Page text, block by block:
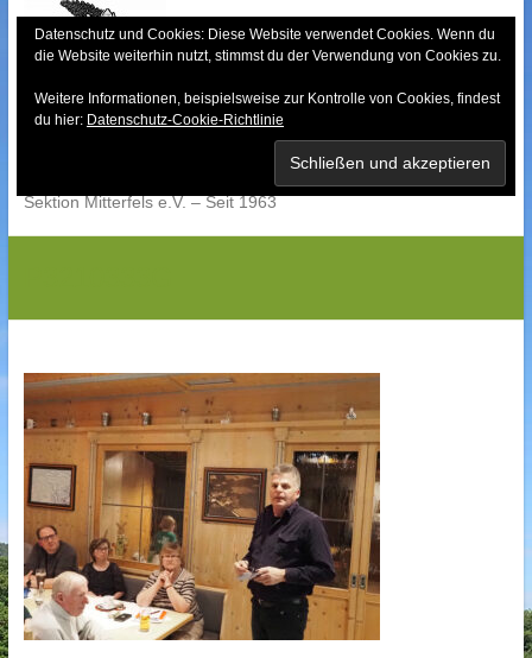
content
Bayerischer Wald-
Sektion Mitterfels e.V. – Seit 1963
Datenschutz und Cookies: Diese Website verwendet Cookies. Wenn du
die Website weiterhin nutzt, stimmst du der Verwendung von Cookies zu.
Weitere Informationen, beispielsweise zur Kontrolle von Cookies, findest
du hier: Datenschutz-Cookie-Richtlinie